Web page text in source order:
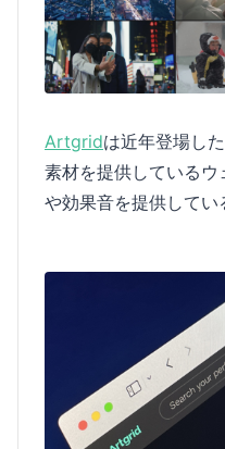
Artgridは近年登場し
素材を提供している
や効果音を提供してい